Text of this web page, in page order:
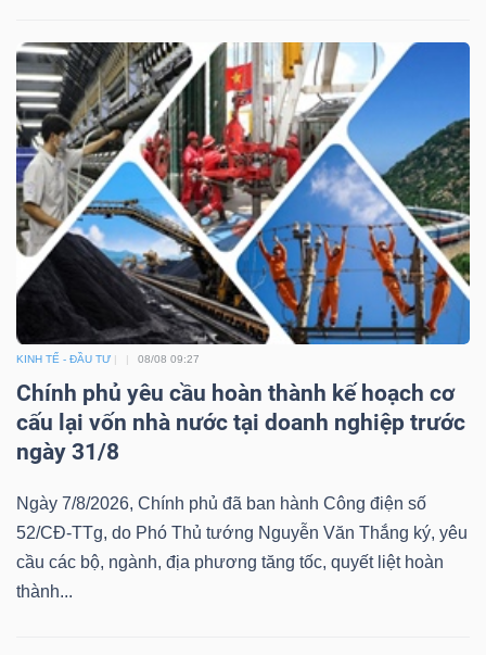
KINH TẾ - ĐẦU TƯ 08/08 09:27
Chính phủ yêu cầu hoàn thành kế hoạch cơ
cấu lại vốn nhà nước tại doanh nghiệp trước
ngày 31/8
Ngày 7/8/2026, Chính phủ đã ban hành Công điện số
52/CĐ-TTg, do Phó Thủ tướng Nguyễn Văn Thắng ký, yêu
cầu các bộ, ngành, địa phương tăng tốc, quyết liệt hoàn
thành...